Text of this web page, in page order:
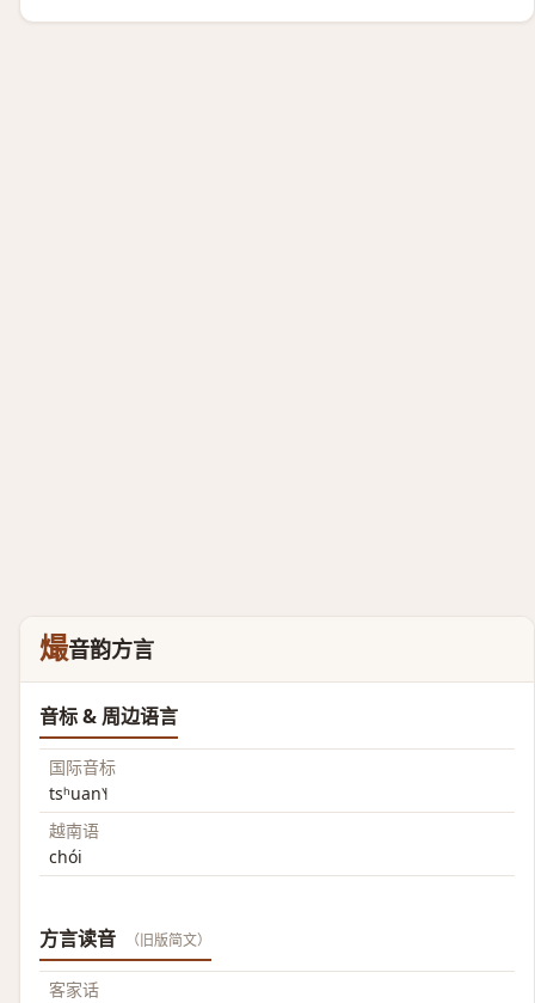
熶音韵方言
音标 & 周边语言
国际音标
tsʰuan˥˧
越南语
chói
方言读音 （旧版简文）
客家话